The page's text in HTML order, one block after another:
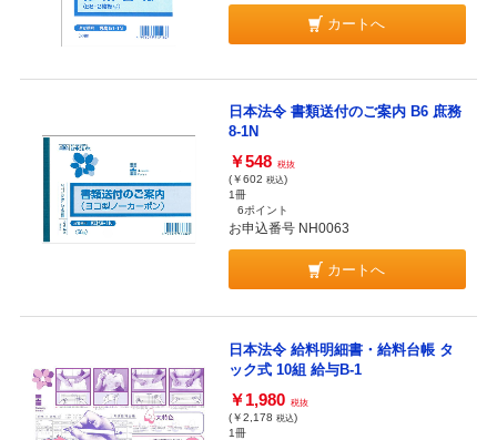
カートへ
日本法令 書類送付のご案内 B6 庶務
8-1N
￥548 税抜
(￥602 税込)
1冊
6ポイント
お申込番号 NH0063
カートへ
日本法令 給料明細書・給料台帳 タ
ック式 10組 給与B-1
￥1,980 税抜
(￥2,178 税込)
1冊